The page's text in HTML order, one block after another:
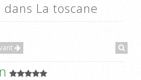
La toscane